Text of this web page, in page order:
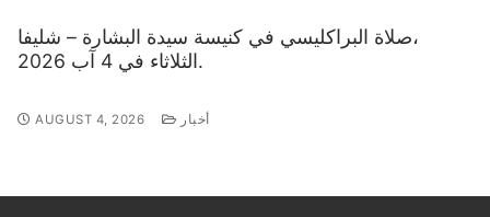
صلاة البراكليسي في كنيسة سيدة البشارة – شليفا،
الثلاثاء في 4 آب 2026.
AUGUST 4, 2026 أخبار